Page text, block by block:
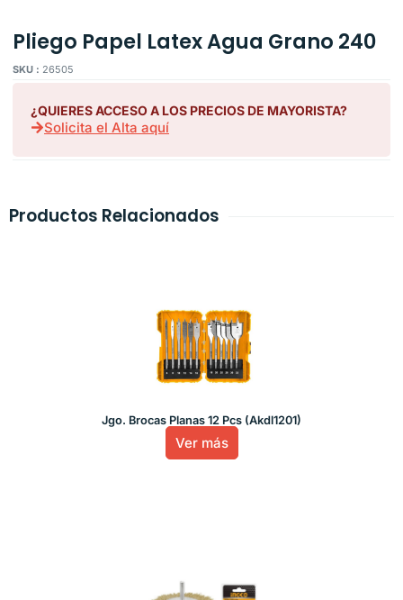
Pliego Papel Latex Agua Grano 240
SKU : 26505
¿QUIERES ACCESO A LOS PRECIOS DE MAYORISTA?
Solicita el Alta aquí
Productos Relacionados
Jgo. Brocas Planas 12 Pcs (Akdl1201)
Ver más